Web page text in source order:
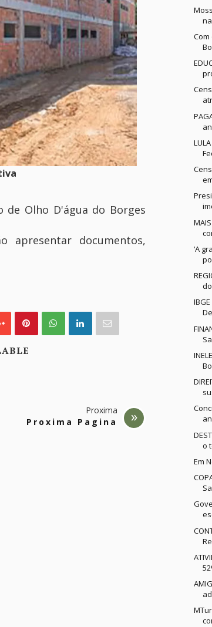
de Olho D'água do Borges
apresentar documentos,
Proxima
Proxima Pagina
‘A
o
Em